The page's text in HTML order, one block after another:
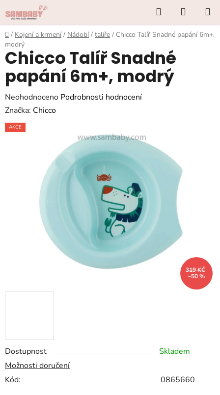
na
obsah
Hledat
KOŠÍK
Domů
/ Kojení a krmení / Nádobí / talíře / Chicco Talíř Snadné papání 6m+,
modrý
Dostupnost
Skladem
Možnosti doručení
Kód:
0865660
Chicco Talíř Snadné
papání 6m+, modrý
Průměrné
hodnocení
produktu
hvězdiček.
Neohodnoceno Podrobnosti hodnocení
Značka: Chicco
AKCE
319 KČ
–50 %